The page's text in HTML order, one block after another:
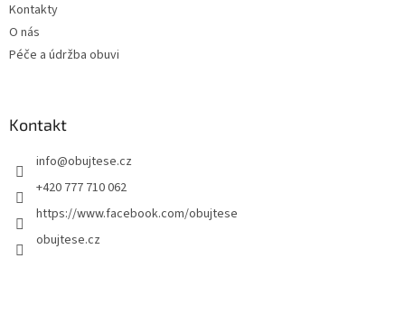
Kontakty
O nás
Péče a údržba obuvi
Kontakt
info@obujtese.cz
+420 777 710 062
https://www.facebook.com/obujtese
obujtese.cz